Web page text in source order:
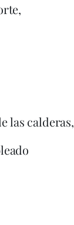
las calderas,